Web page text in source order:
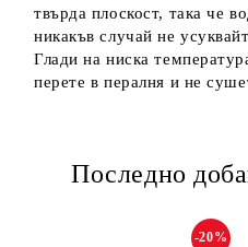
твърда плоскост, така че
никакъв случай не
Глади на ниска
перете в пералня и не
Последно
-20%